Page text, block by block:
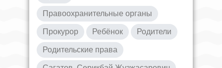
Правоохранительные органы
Прокурор Ребёнок Родители
Родительские права